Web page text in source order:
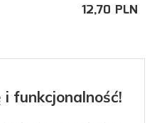
12,70 PLN
funkcjonalność!